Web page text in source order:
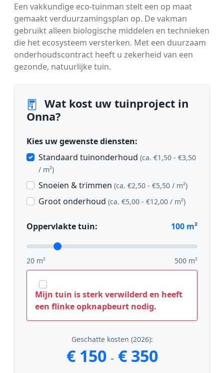
Een vakkundige eco-tuinman stelt een op maat
gemaakt verduurzamingsplan op. De vakman
gebruikt alleen biologische middelen en technieken
die het ecosysteem versterken. Met een duurzaam
onderhoudscontract heeft u zekerheid van een
gezonde, natuurlijke tuin.
Wat kost uw tuinproject in
Onna?
Kies uw gewenste diensten:
Standaard tuinonderhoud (ca. €1,50 - €3,50
/ m²)
Snoeien & trimmen (ca. €2,50 - €5,50 / m²)
Groot onderhoud (ca. €5,00 - €12,00 / m²)
Oppervlakte tuin: 100 m²
20 m² 500 m²
Mijn tuin is sterk verwilderd en heeft
een flinke opknapbeurt nodig.
Geschatte kosten (2026):
€ 150 - € 350